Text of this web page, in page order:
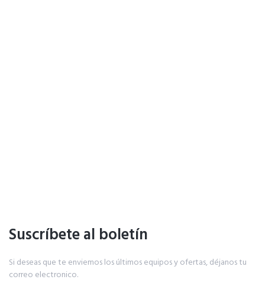
Suscríbete al boletín
Si deseas que te enviemos los últimos equipos y ofertas, déjanos tu
correo electronico.